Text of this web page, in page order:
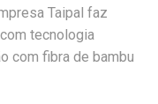
Taipal faz
tecnologia
com fibra de bambu